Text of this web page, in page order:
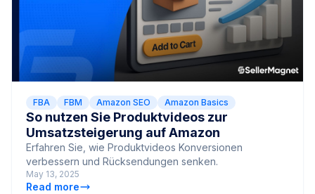
FBA FBM Amazon SEO Amazon Basics
So nutzen Sie Produktvideos zur
Umsatzsteigerung auf Amazon
Erfahren Sie, wie Produktvideos Konversionen
verbessern und Rücksendungen senken.
May 13, 2025
Read more